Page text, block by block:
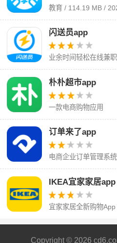
教育 / 114.19 MB /
闪送员app
业余时间轻松在线兼
朴朴超市app
一款电商购物应用
订单来了app
电商企业订单管理系统
IKEA宜家家居app
宜家家居全新购物App
Copyright © 2026